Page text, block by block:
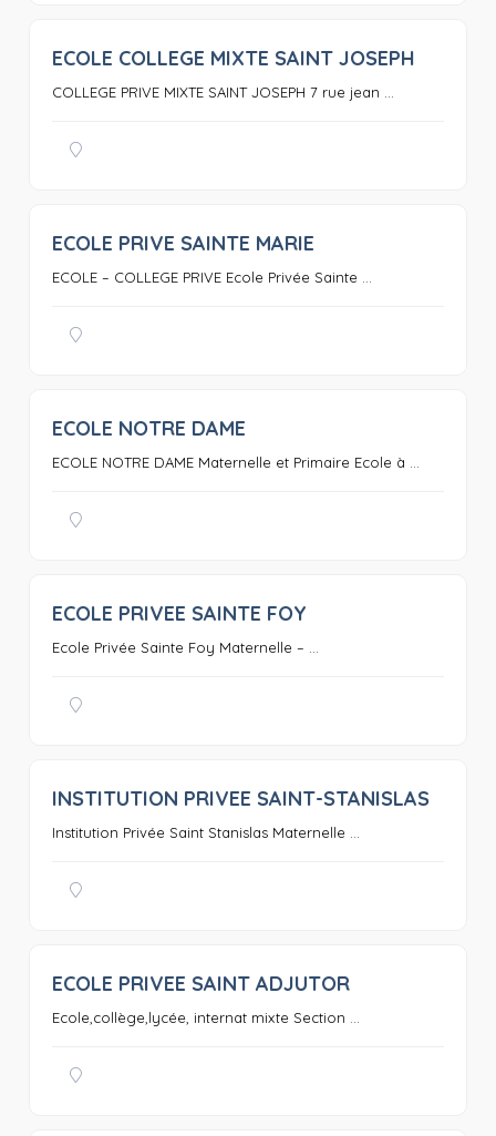
0
ECOLE COLLEGE MIXTE SAINT JOSEPH
COLLEGE PRIVE MIXTE SAINT JOSEPH 7 rue jean ...
ECOLE PRIVE SAINTE MARIE
ECOLE – COLLEGE PRIVE Ecole Privée Sainte ...
ECOLE NOTRE DAME
ECOLE NOTRE DAME Maternelle et Primaire Ecole à ...
ECOLE PRIVEE SAINTE FOY
Ecole Privée Sainte Foy Maternelle – ...
0
INSTITUTION PRIVEE SAINT-STANISLAS
Institution Privée Saint Stanislas Maternelle ...
ECOLE PRIVEE SAINT ADJUTOR
Ecole,collège,lycée, internat mixte Section ...